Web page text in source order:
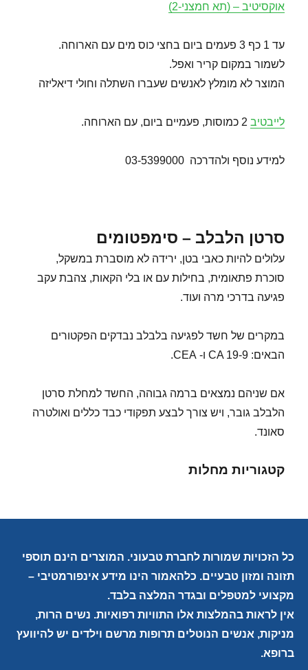
אוקסיטיב – (תא חמצני-2)
עד 1 כף 3 פעמים ביום בחצי כוס מים עם הארוחה.
לשמור במקום קריר ואפל.
המוצר לא מומלץ לאנשים שעברו השתלה וחולי דיאליזה
לייבטיב
למידע נוסף ולהדרכה 03-5399000
סרטן הלבלב – סימפטומים
עלולים להיות כאבי בטן, ירידה לא מוסברת במשקל,
סוכרת פתאומית, בחילות עם או בלי הקאות, צהבת עקב
פגיעה בדרכי מרה ועוד.
במקרים של חשד לפגיעה בלבלב נבדקים הפקטורים
הבאים: CA 19-9 ו- CEA.
אם שניהם נמצאים ברמה גבוהה, החשד למחלת סרטן
הלבלב גובר, ויש צורך לבצע תפקודי כבד כללים ואולטרה
סאונד.
קטגוריות מחלות
כל הזכויות שמורות לחברת טבעוני. המוצרים הינם תוספי
תזונה ומזון טבעיים. כלהאמור הינו מידע אינפורמטיבי –
מקצועי למטפלים ובגדר המלצה בלבד.
אין לראות בהמלצות אלו התוויות רפואיות. נשים הרות,
מניקות, אנשים הנוטלים תרופות מרשם וילדים יש להיוועץ
ברופא.